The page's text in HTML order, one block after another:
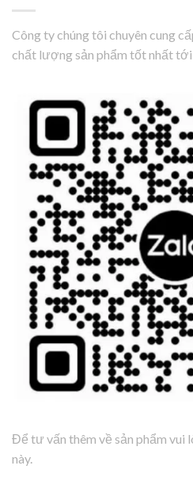
Công ty chúng tôi chuyên cung
chất lượng sản phẩm tốt nhất tới
Để tư vấn thêm về sản phẩm vui
này.